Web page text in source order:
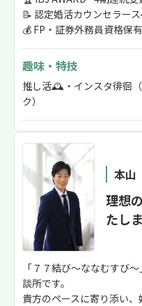
📝 認定婚活カウンセラー
💰 FP・証券外務員資格保有
趣味・特技
推し活🕰️・インスタ徘徊
ク）
本
理想
たし
「７７結び～ななむすび
談所です。
貴方のペースに寄り添い